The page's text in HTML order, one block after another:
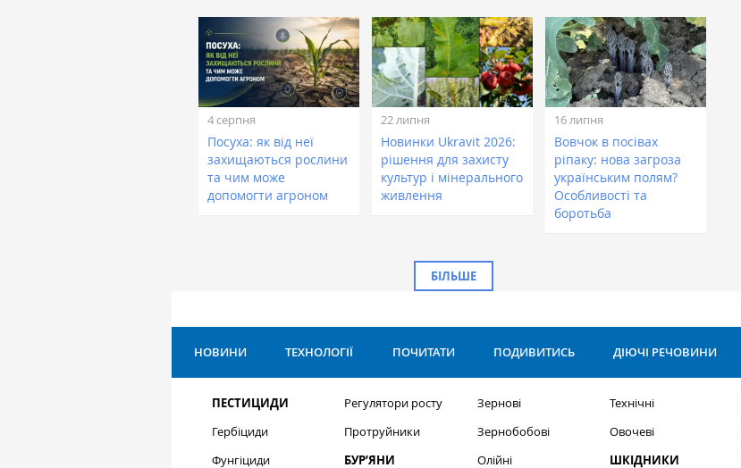
4 серпня
Посуха: як від неї
захищаються рослини
та чим може
допомогти агроном
22 липня
Новинки Ukravit 2026:
рішення для захисту
культур і мінерального
живлення
16 липня
Вовчок в посівах
ріпаку: нова загроза
українським полям?
Особливості та
боротьба
БІЛЬШЕ
НОВИНИ ТЕХНОЛОГІЇ ПОЧИТАТИ ПОДИВИТИСЬ ДІЮЧІ РЕЧОВИНИ
ПЕСТИЦИДИ
Гербіциди
Фунгіциди
Регулятори росту
Протруйники
БУР’ЯНИ
Зернові
Зернобобові
Олійні
Технічні
Овочеві
ШКІДНИКИ